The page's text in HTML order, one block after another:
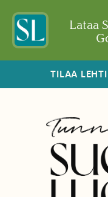
Lataa
TILAA LEHTI